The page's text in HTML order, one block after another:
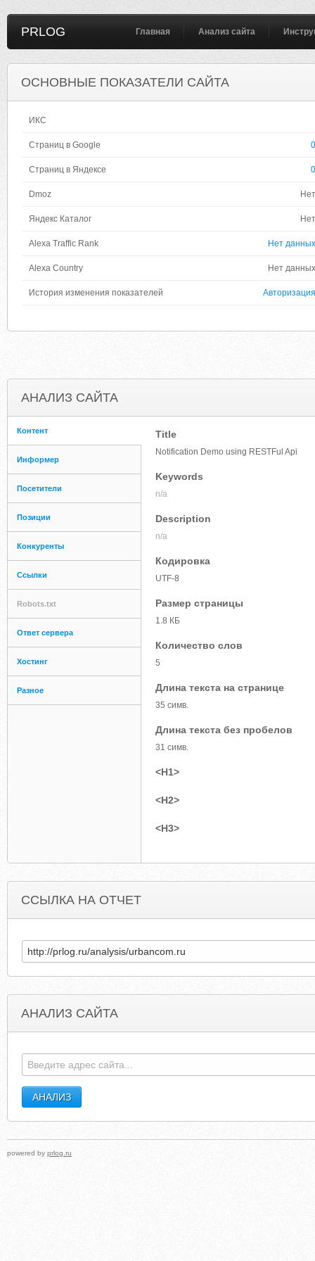
PRLOG Главная Анализ сайта
ОСНОВНЫЕ ПОКАЗАТЕЛИ САЙТА
ИКС
Страниц в Google 0
Страниц в Яндексе 0
Dmoz Нет
Яндекс Каталог Нет
Alexa Traffic Rank Нет данных
Alexa Country Нет данных
История изменения показателей Авторизация
АНАЛИЗ САЙТА
Контент
Информер
Посетители
Позиции
Конкуренты
Ссылки
Robots.txt
Ответ сервера
Хостинг
Разное
Title
Notification Demo using RESTFul Api
Keywords
n/a
Description
n/a
Кодировка
UTF-8
Размер страницы
1.8 КБ
Количество слов
5
Длина текста на странице
35 симв.
Длина текста без пробелов
31 симв.
<H1>
<H2>
<H3>
ССЫЛКА НА ОТЧЕТ
АНАЛИЗ САЙТА
powered by prlog.ru